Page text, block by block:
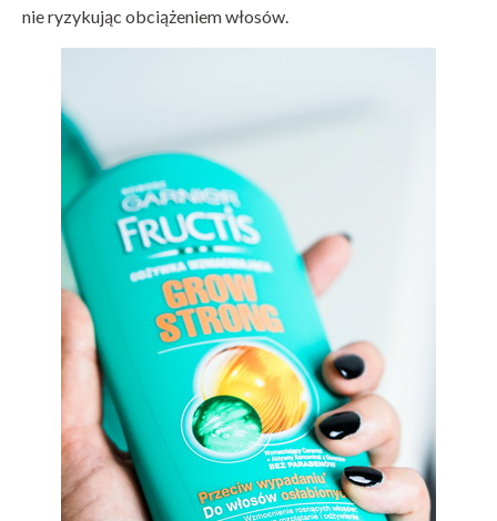
nie ryzykując obciążeniem włosów.